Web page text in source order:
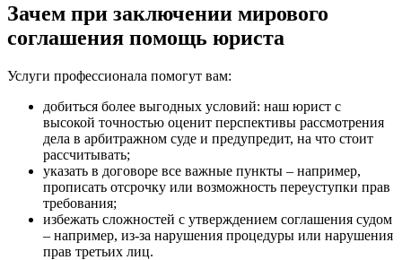
Зачем при заключении мирового
соглашения помощь юриста
Услуги профессионала помогут вам:
добиться более выгодных условий: наш юрист с
высокой точностью оценит перспективы рассмотрения
дела в арбитражном суде и предупредит, на что стоит
рассчитывать;
указать в договоре все важные пункты – например,
прописать отсрочку или возможность переуступки прав
требования;
избежать сложностей с утверждением соглашения судом
– например, из-за нарушения процедуры или нарушения
прав третьих лиц.